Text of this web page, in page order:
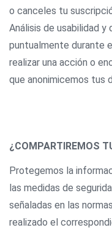
o canceles tu
Análisis de usabilidad
puntualmente durante
realizar una acción o
que anonimicemos tus
¿COMPARTIREMOS
Protegemos la
las medidas de
señaladas en las
realizado el